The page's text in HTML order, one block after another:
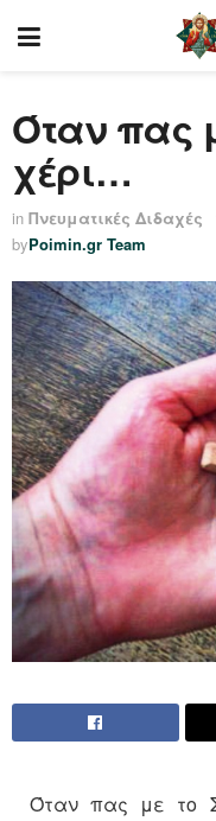
Όταν πας
χέρι…
in Πνευματικές Διδαχές
byPoimin.gr Team
Όταν πας με το